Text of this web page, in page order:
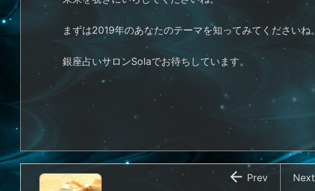
まずは2019年のあなたのテーマを知ってみてくださいね。
銀座占いサロンSolaでお待ちしています。
Next
 Prev